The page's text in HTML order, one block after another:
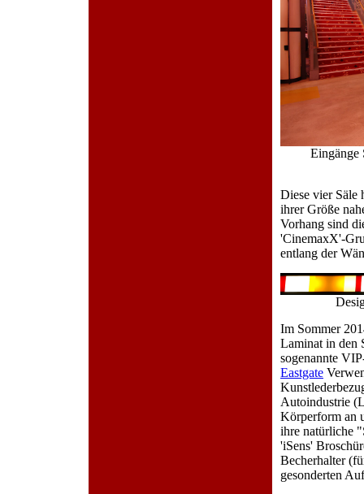
Eingänge
Diese vier Säle
ihrer Größe
Vorhang sind
'CinemaxX'-
entlang der
Im Sommer
Laminat in den
sogenannte
Eastgate
Autoindustrie
Körperform an
ihre natürliche
'iSens'
Becherhalter
gesonderten